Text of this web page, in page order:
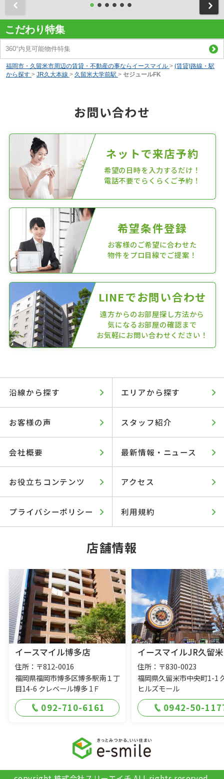
こだわり特集
360°内見可能物件特集
福岡市・久留米市周辺の賃貸・不動産の事ならイースマイル > (賃貸)路線・駅
から探す > JR久大本線 > 久留米大学前駅 > セジュールFK
お問い合わせ
ネットで来店予約
希望の日時を入力するだけ！
電話不要でらくらくご予約！
希望条件登録
お客様のご希望に合わせた
物件をプロ目線でご提案！
LINEでお問い合わせ
遠方からのお部屋探し方法から
気になるお部屋の確認まで
お気軽にお問い合わせください！
沿線から探す エリアから探す
お客様の声 スタッフ紹介
会社概要 最新情報・ニュース
お役立ちコンテンツ アクセス
プライバシーポリシー 利用規約
店舗情報
イースマイル博多店
住所：〒812-0016
福岡県福岡市博多区博多駅南１丁
目14-6 クレベール博多 1Ｆ
092-710-6161
イースマイルJR久留
住所：〒830-0023
福岡県久留米市中央町1-1
ヒルズモール
0942-50-